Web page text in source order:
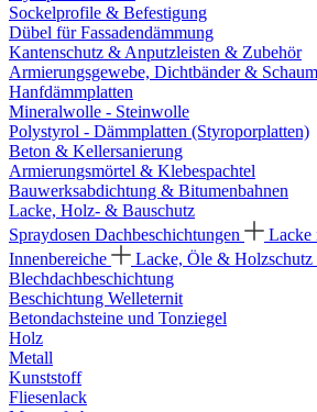
Sockelprofile & Befestigung
Dübel für Fassadendämmung
Kantenschutz & Anputzleisten & Zubehör
Armierungsgewebe, Dichtbänder & Schaum
Hanfdämmplatten
Mineralwolle - Steinwolle
Polystyrol - Dämmplatten (Styroporplatten)
Beton & Kellersanierung
Armierungsmörtel & Klebespachtel
Bauwerksabdichtung & Bitumenbahnen
Lacke, Holz- & Bauschutz
Spraydosen Dachbeschichtungen Lacke
Innenbereiche
Lacke, Öle & Holzschutz
Blechdachbeschichtung
Beschichtung Welleternit
Betondachsteine und Tonziegel
Holz
Metall
Kunststoff
Fliesenlack